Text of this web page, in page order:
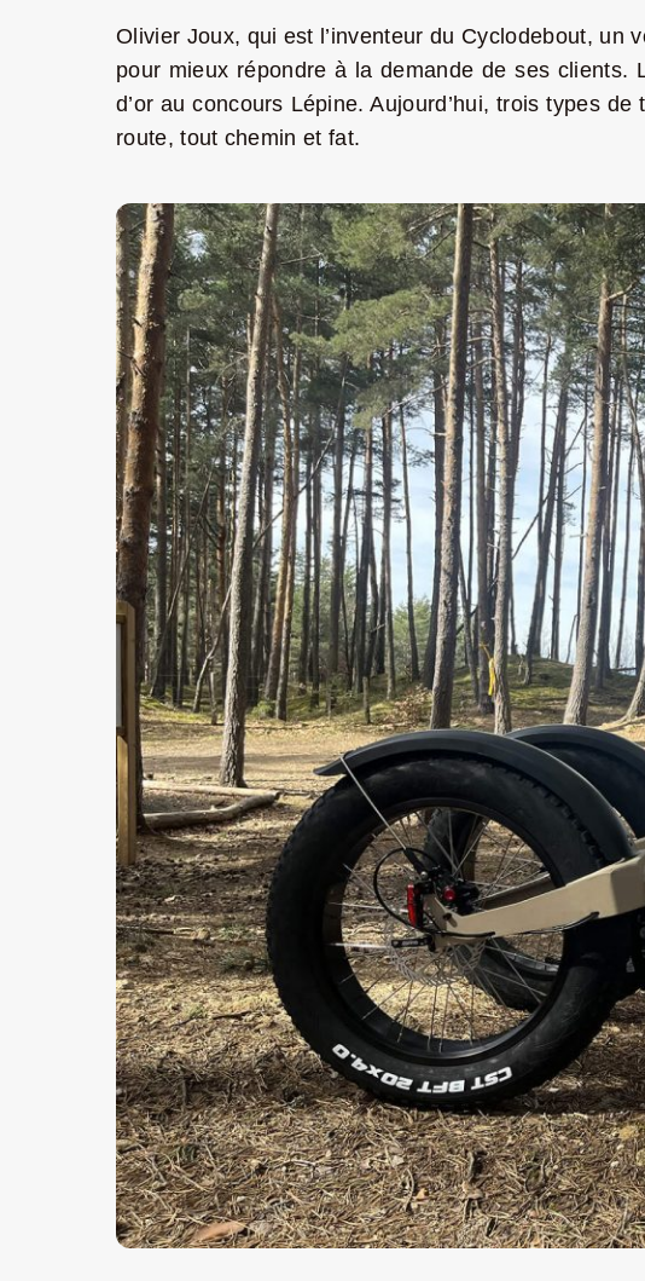
Olivier Joux, qui est l’inventeur du Cyclodebout, un
pour mieux répondre à la demande de ses clients.
d’or au concours Lépine.Aujourd’hui, trois types
route, tout chemin et fat.